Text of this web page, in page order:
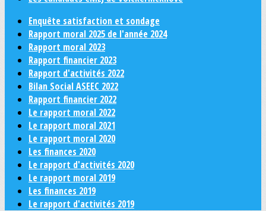
Enquête satisfaction et sondage
Rapport moral 2025 de l'année 2024
Rapport moral 2023
Rapport financier 2023
Rapport d'activités 2022
Bilan Social ASEEC 2022
Rapport financier 2022
Le rapport moral 2022
Le rapport moral 2021
Le rapport moral 2020
Les finances 2020
Le rapport d'activités 2020
Le rapport moral 2019
Les finances 2019
Le rapport d'activités 2019